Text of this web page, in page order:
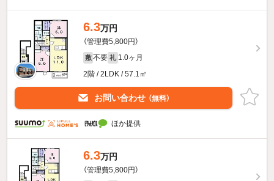
6.3万円
（管理費5,800円）
敷 不要 礼 1.0ヶ月
2階 / 2LDK / 57.1㎡
お問い合わせ （無料）
ほか提供
6.3万円
（管理費5,800円）